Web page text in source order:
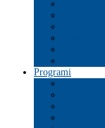
Programi